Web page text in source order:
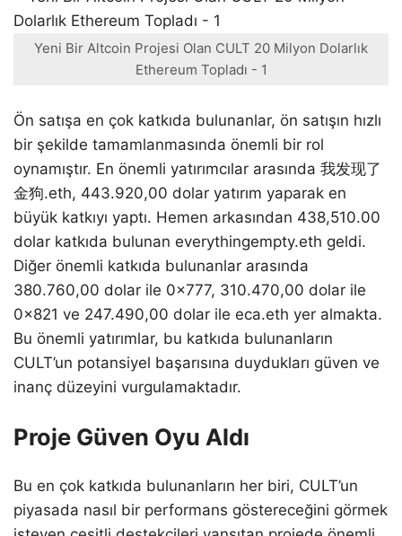
Yeni Bir Altcoin Projesi Olan CULT 20 Milyon Dolarlık
Ethereum Topladı - 1
Ön satışa en çok katkıda bulunanlar, ön satışın hızlı
bir şekilde tamamlanmasında önemli bir rol
oynamıştır. En önemli yatırımcılar arasında 我发现了
金狗.eth, 443.920,00 dolar yatırım yaparak en
büyük katkıyı yaptı. Hemen arkasından 438,510.00
dolar katkıda bulunan everythingempty.eth geldi.
Diğer önemli katkıda bulunanlar arasında
380.760,00 dolar ile 0x777, 310.470,00 dolar ile
0x821 ve 247.490,00 dolar ile eca.eth yer almakta.
Bu önemli yatırımlar, bu katkıda bulunanların
CULT’un potansiyel başarısına duydukları güven ve
inanç düzeyini vurgulamaktadır.
Proje Güven Oyu Aldı
Bu en çok katkıda bulunanların her biri, CULT’un
piyasada nasıl bir performans göstereceğini görmek